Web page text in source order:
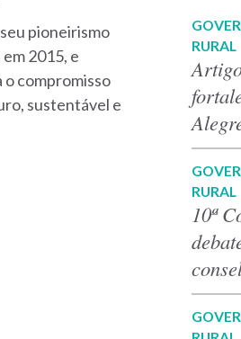
pioneirismo
2015, e
compromisso
sustentável e
RURAL
RURAL
10ª